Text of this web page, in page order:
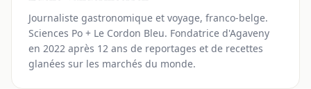
Journaliste gastronomique et voyage, franco-belge.
Sciences Po + Le Cordon Bleu. Fondatrice d'Agaveny
en 2022 après 12 ans de reportages et de recettes
glanées sur les marchés du monde.